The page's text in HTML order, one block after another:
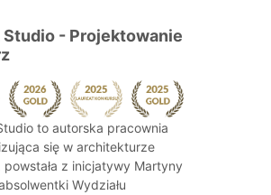
Studio - Projektowanie
to autorska pracownia
się w architekturze
z inicjatywy Martyny
Wydziału